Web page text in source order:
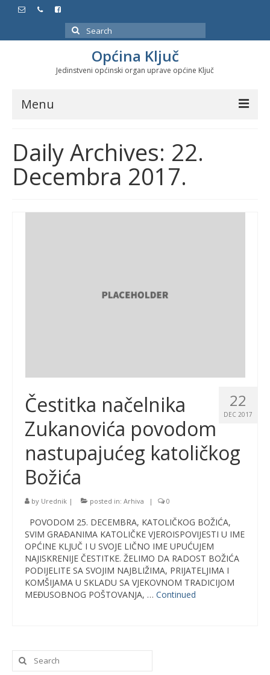
Search
for:
Općina Ključ
Jedinstveni općinski organ uprave općine Ključ
Menu
Službeni glasnici
Javne nabavke
Značajni datumi i manifestacije
Daily Archives: 22.
Decembra 2017.
22
DEC 2017
Čestitka načelnika
Zukanovića povodom
nastupajućeg katoličkog
Božića
by Urednik | posted in: Arhiva | 0
POVODOM 25. DECEMBRA, KATOLIČKOG BOŽIĆA,
SVIM GRAĐANIMA KATOLIČKE VJEROISPOVIJESTI U IME
OPĆINE KLJUČ I U SVOJE LIČNO IME UPUĆUJEM
NAJISKRENIJE ČESTITKE. ŽELIMO DA RADOST BOŽIĆA
PODIJELITE SA SVOJIM NAJBLIŽIMA, PRIJATELJIMA I
KOMŠIJAMA U SKLADU SA VJEKOVNOM TRADICIJOM
MEĐUSOBNOG POŠTOVANJA, … Continued
Search
for: